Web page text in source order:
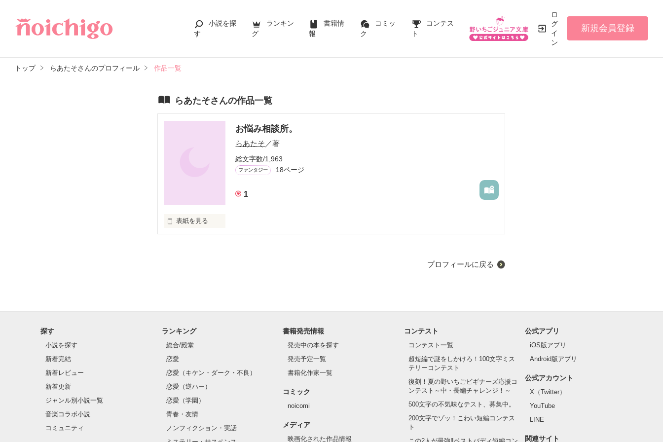
小説を探
す
ランキン
グ
書籍情
報
コミッ
ク
コンテス
ト
ロ
グ
イ
ン
新規会員登録
トップ らあたそさんのプロフィール 作品一覧
らあたそさんの作品一覧
お悩み相談所。
らあたそ ／著
総文字数/1,963
ファンタジー 18ページ
1
表紙を見る
プロフィールに戻る
探す
小説を探す
新着完結
新着レビュー
新着更新
ジャンル別小説一覧
音楽コラボ小説
コミュニティ
ランキング
総合/殿堂
恋愛
恋愛（キケン・ダーク・不良）
恋愛（逆ハー）
恋愛（学園）
青春・友情
ノンフィクション・実話
書籍発売情報
発売中の本を探す
発売予定一覧
書籍化作家一覧
コミック
noicomi
メディア
映画化された作品情報
コンテスト
コンテスト一覧
超短編で謎をしかけろ！100文字ミス
テリーコンテスト
復刻！夏の野いちごビギナーズ応援コ
ンテスト～中・長編チャレンジ！～
500文字の不気味なテスト、募集中。
200文字でゾッ！こわい短編コンテス
ト
公式アプリ
iOS版アプリ
Android版アプリ
公式アカウント
X（Twitter）
YouTube
LINE
関連サイト